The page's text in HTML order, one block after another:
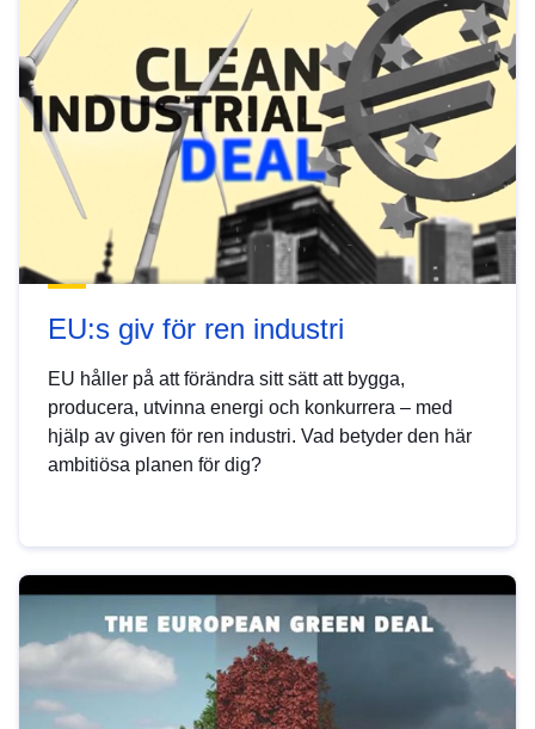
EU:s giv för ren industri
EU håller på att förändra sitt sätt att bygga,
producera, utvinna energi och konkurrera – med
hjälp av given för ren industri. Vad betyder den här
ambitiösa planen för dig?